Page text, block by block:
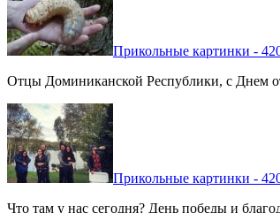
Прикольные картинки -
Отцы Доминиканской Республики, с Днем
Прикольные картинки -
Что там у нас сегодня? День победы и